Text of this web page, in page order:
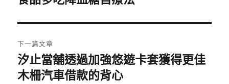
覽
文
章:
下一篇文章
下
一
汐止當舖透過加強悠遊卡套獲得更佳
木柵汽車借款的背心